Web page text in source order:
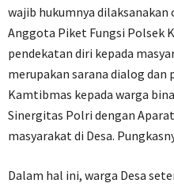
wajib hukumnya
Anggota Piket Fungsi Polsek
pendekatan diri kepada
merupakan sarana dialog dan
Kamtibmas kepada warga
Sinergitas Polri dengan
masyarakat di Desa.
Dalam hal ini, warga Desa